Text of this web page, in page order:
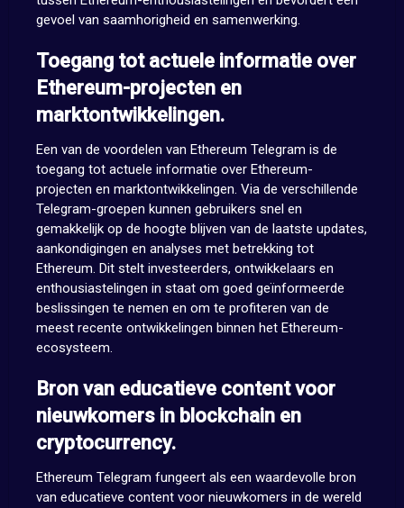
gevoel van saamhorigheid en samenwerking.
Toegang tot actuele informatie over
Ethereum-projecten en
marktontwikkelingen.
Een van de voordelen van Ethereum Telegram is de
toegang tot actuele informatie over Ethereum-
projecten en marktontwikkelingen. Via de verschillende
Telegram-groepen kunnen gebruikers snel en
gemakkelijk op de hoogte blijven van de laatste updates,
aankondigingen en analyses met betrekking tot
Ethereum. Dit stelt investeerders, ontwikkelaars en
enthousiastelingen in staat om goed geïnformeerde
beslissingen te nemen en om te profiteren van de
meest recente ontwikkelingen binnen het Ethereum-
ecosysteem.
Bron van educatieve content voor
nieuwkomers in blockchain en
cryptocurrency.
Ethereum Telegram fungeert als een waardevolle bron
van educatieve content voor nieuwkomers in de wereld